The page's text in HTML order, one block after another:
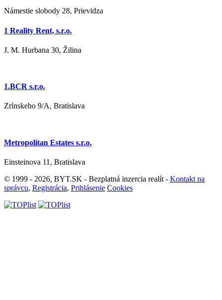
Námestie slobody 28, Prievidza
1 Reality Rent, s.r.o.
J. M. Hurbana 30, Žilina
1.BCR s.r.o.
Zrínskeho 9/A, Bratislava
Metropolitan Estates s.r.o.
Einsteinova 11, Bratislava
© 1999 - 2026, BYT.SK - Bezplatná inzercia realít - Kontakt na
správcu, Registrácia, Prihlásenie Cookies